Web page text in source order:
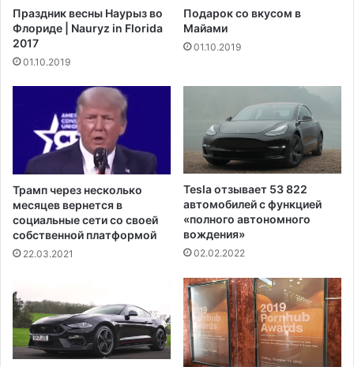
е
р
м
а
н
к
р
н
у
з
д
а
н
и
Праздник весны Наурыз во
Флориде | Nauryz in Florida
2017
01.10.2019
Подарок со вкусом в
Майами
01.10.2019
Трамп через несколько
месяцев вернется в
социальные сети со своей
собственной платформой
22.03.2021
Tesla отзывает 53 822
автомобилей с функцией
«полного автономного
вождения»
02.02.2022